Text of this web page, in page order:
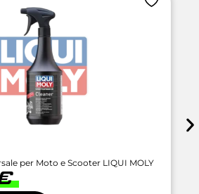
per Moto e Scooter LIQUI MOLY